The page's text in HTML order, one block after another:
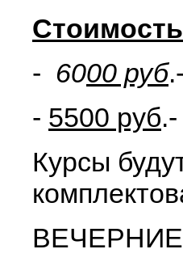
- 6000 руб
- 5500 руб
Курсы
ВЕЧЕРНИЕ